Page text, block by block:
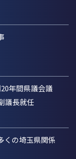
年間県議会議
議長就任
くの埼玉県関係